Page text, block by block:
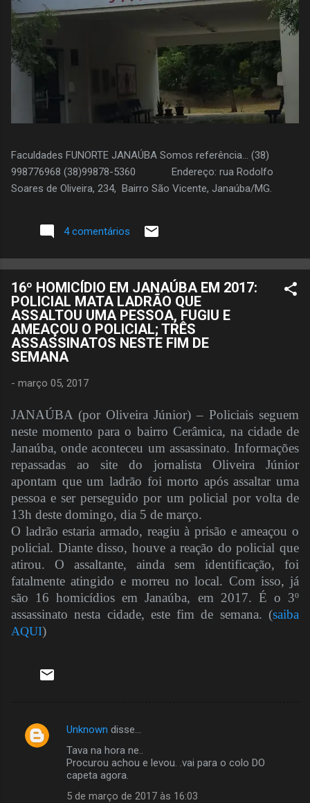
Faculdades FUNORTE JANAÚBA Somos referência... (38)
998776968 (38)99878-5360 Endereço: rua Rodolfo
Soares de Oliveira, 234, Bairro São Vicente, Janaúba/MG.
4 comentários
16º HOMICÍDIO EM JANAÚBA EM 2017:
POLICIAL MATA LADRÃO QUE
ASSALTOU UMA PESSOA, FUGIU E
AMEAÇOU O POLICIAL; TRÊS
ASSASSINATOS NESTE FIM DE
SEMANA
- março 05, 2017
JANAÚBA (por Oliveira Júnior) – Policiais seguem
neste momento para o bairro Cerâmica, na cidade de
Janaúba, onde aconteceu um assassinato. Informações
repassadas ao site do jornalista Oliveira Júnior
apontam que um ladrão foi morto após assaltar uma
pessoa e ser perseguido por um policial por volta de
13h deste domingo, dia 5 de março.
O ladrão estaria armado, reagiu à prisão e ameaçou o
policial. Diante disso, houve a reação do policial que
atirou. O assaltante, ainda sem identificação, foi
fatalmente atingido e morreu no local. Com isso, já
são 16 homicídios em Janaúba, em 2017. É o 3º
assassinato nesta cidade, este fim de semana. (saiba
AQUI)
C
Unknown disse…
Tava na hora ne..
Procurou achou e levou. .vai para o colo DO
capeta agora.
5 de março de 2017 às 16:03